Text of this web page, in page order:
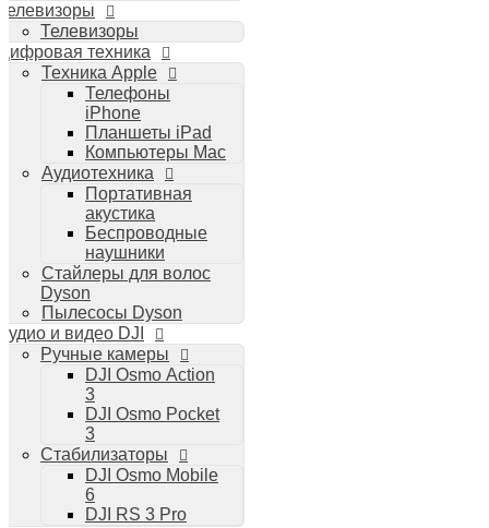
Телевизоры
техника
Техника Apple
Телефоны
iPhone
Планшеты iPad
Компьютеры Mac
Аудиотехника
Портативная
акустика
Беспроводные
наушники
Стайлеры для волос
Dyson
Пылесосы Dyson
и видео DJI
Ручные камеры
DJI Osmo Action
3
DJI Osmo Pocket
3
Стабилизаторы
DJI Osmo Mobile
6
DJI RS 3 Pro